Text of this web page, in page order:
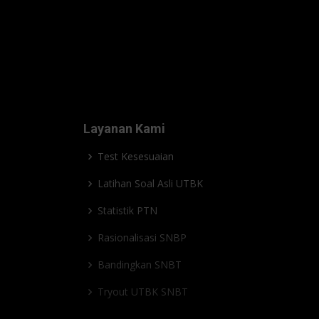
Layanan Kami
Test Kesesuaian
Latihan Soal Asli UTBK
Statistik PTN
Rasionalisasi SNBP
Bandingkan SNBT
Tryout UTBK SNBT